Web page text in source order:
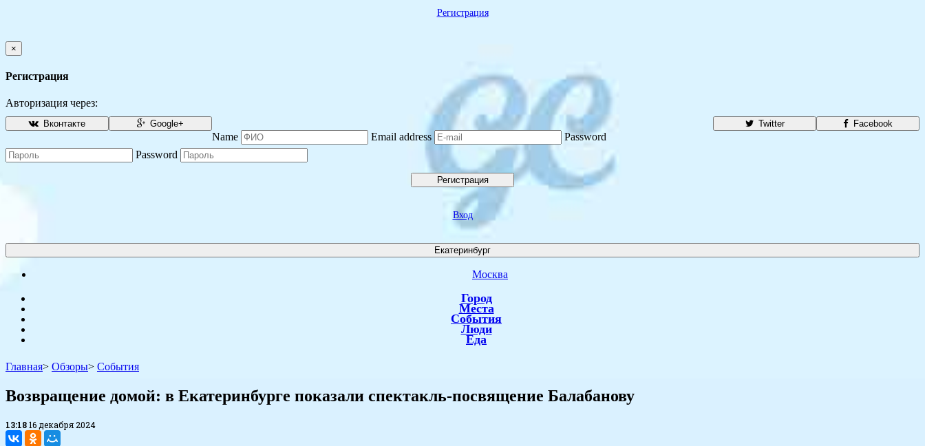
Регистрация
×
Регистрация
Авторизация через:
Facebook
Вконтакте Twitter
Google+
Name Email address
Password
Password
Регистрация
Вход
Екатеринбург
Москва
Город
Места
События
Люди
Еда
Главная> Обзоры> События
​Возвращение домой: в Екатеринбурге показали спектакль-посвящение Балабанову
13:1816 декабря 2024